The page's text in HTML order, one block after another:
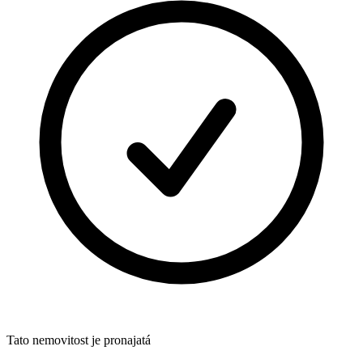
Tato nemovitost je pronajatá